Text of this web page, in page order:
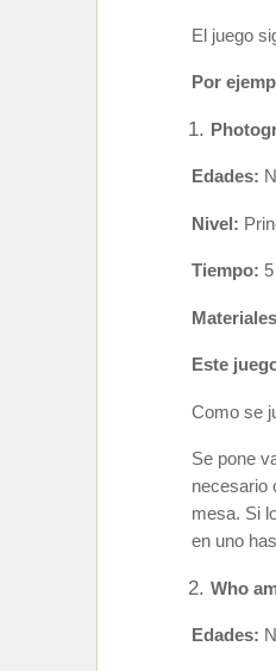
El juego
Por
Edades:
Nivel:
Tiempo:
Este
Como se
Se pone
necesario
mesa. Si
en uno
Who
Edades: